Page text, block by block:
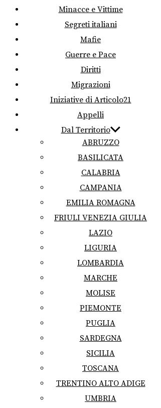
Minacce e Vittime
Segreti italiani
Mafie
Guerre e Pace
Diritti
Migrazioni
Iniziative di Articolo21
Appelli
Dal Territorio
ABRUZZO
BASILICATA
CALABRIA
CAMPANIA
EMILIA ROMAGNA
FRIULI VENEZIA GIULIA
LAZIO
LIGURIA
LOMBARDIA
MARCHE
MOLISE
PIEMONTE
PUGLIA
SARDEGNA
SICILIA
TOSCANA
TRENTINO ALTO ADIGE
UMBRIA